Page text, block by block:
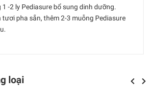
1 -2 ly Pediasure bổ sung dinh dưỡng.
tươi pha sẵn, thêm 2-3 muỗng Pediasure
loại Previous
Next